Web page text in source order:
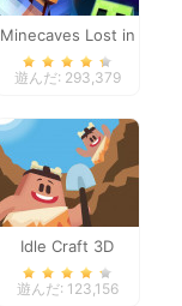
Minecaves Lost in
Space
遊んだ: 293,379
Idle Craft 3D
遊んだ: 123,156